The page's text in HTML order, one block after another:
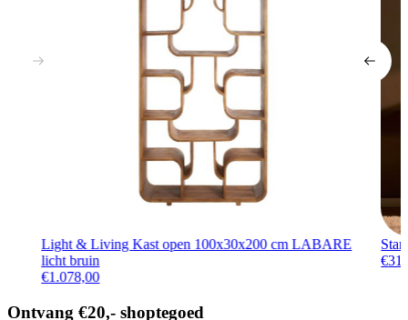
Light & Living Kast open 100x30x200 cm LABARE
licht bruin
€1.078,00
€
Ontvang €20,- shoptegoed